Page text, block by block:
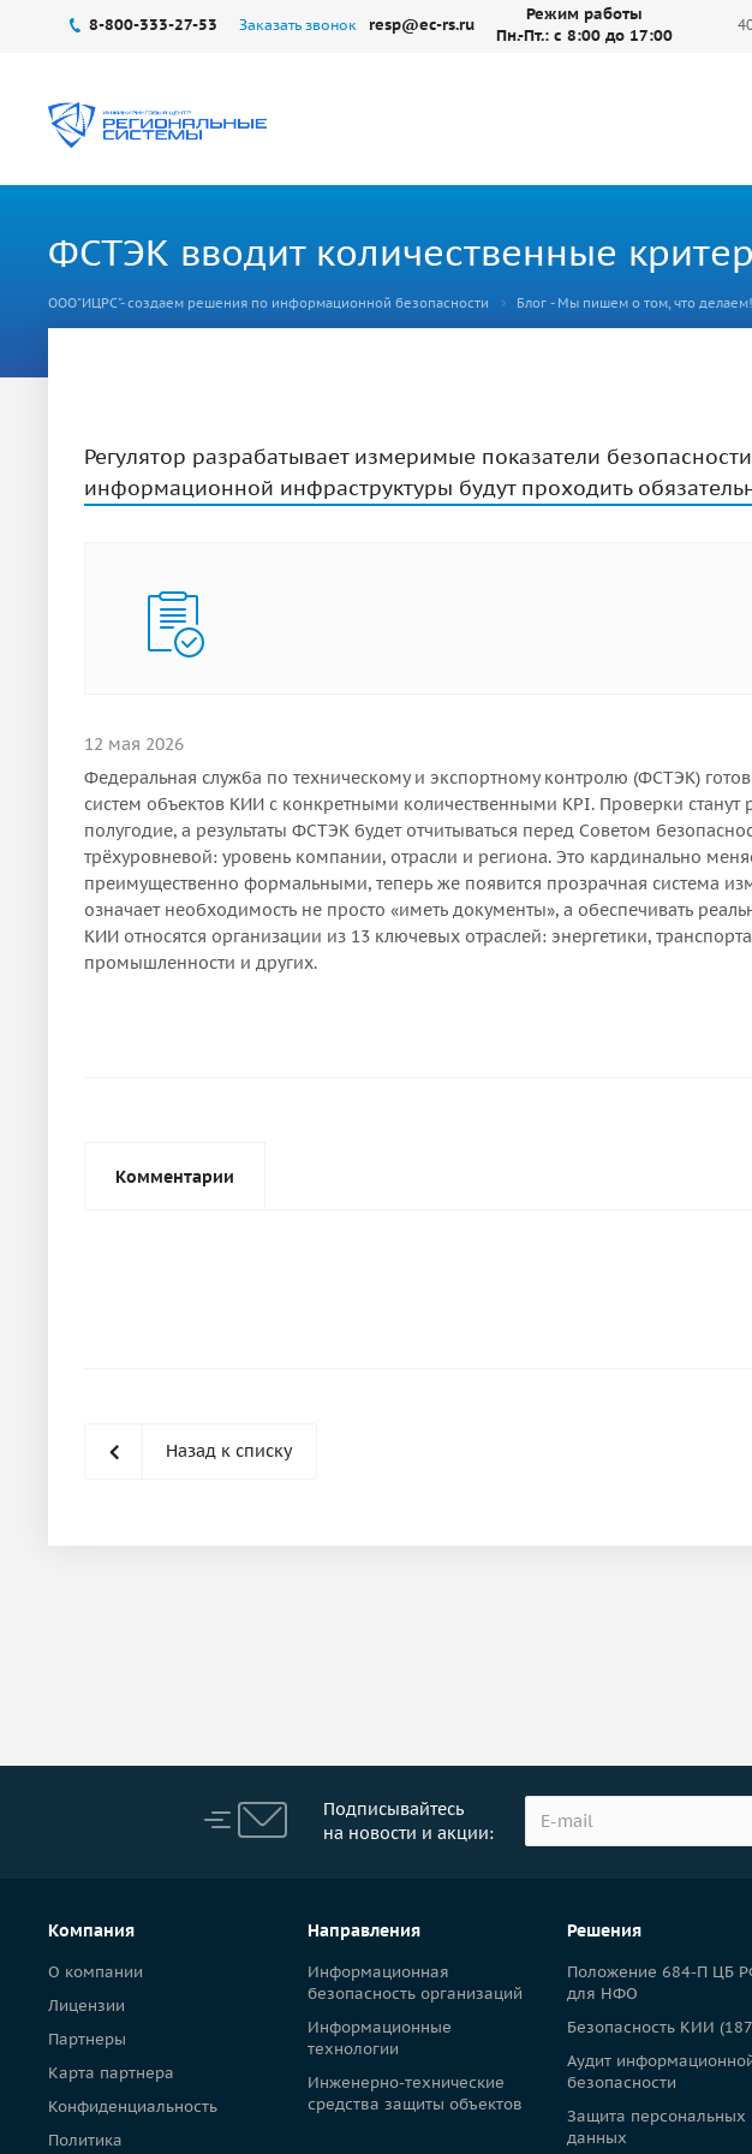
8-800-333-27-53 Заказать звонок resp@ec-rs.ru
Режим работы
Пн.-Пт.: с 8:00 до 17:00
ФСТЭК вводит количественные
ООО"ИЦРС"- создаем решения по информационной безопасности Блог - Мы пишем о том, что делаем!
Регулятор разрабатывает измеримые показатели
информационной инфраструктуры будут проходить
12 мая 2026
Федеральная служба по техническому и экспортному контролю (ФСТЭК)
систем объектов КИИ с конкретными количественными KPI. Проверки
полугодие, а результаты ФСТЭК будет отчитываться перед Советом
трёхуровневой: уровень компании, отрасли и региона. Это кардинально
преимущественно формальными, теперь же появится прозрачная система
означает необходимость не просто «иметь документы», а обеспечивать
КИИ относятся организации из 13 ключевых отраслей: энергетики,
промышленности и других.
Комментарии
Назад к списку
Подписывайтесь
на новости и акции:
Компания
О компании
Лицензии
Партнеры
Карта партнера
Конфиденциальность
Политика
Направления
Информационная
безопасность организаций
Информационные
технологии
Инженерно-технические
средства защиты объектов
Решения
Положение 684-П ЦБ
для НФО
Безопасность КИИ
Аудит
безопасности
Защита персональных
данных